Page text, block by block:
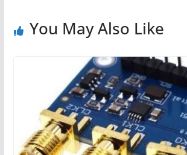
You May Also Like